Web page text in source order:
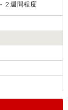
２週間程度